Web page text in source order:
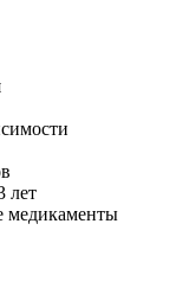
лет
медикаменты